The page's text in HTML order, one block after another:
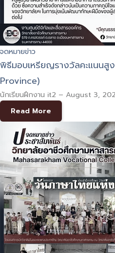
จดหมายข่าว
พิธีมอบเหรียญรางวัลคะแนน
Province)
นักเรียนฝึกงาน it2 – August 3,
Read More